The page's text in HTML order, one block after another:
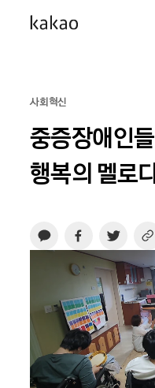
사회혁신
중증장애인
행복의 멜로